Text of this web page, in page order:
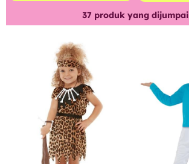
37 produk yang dijumpai